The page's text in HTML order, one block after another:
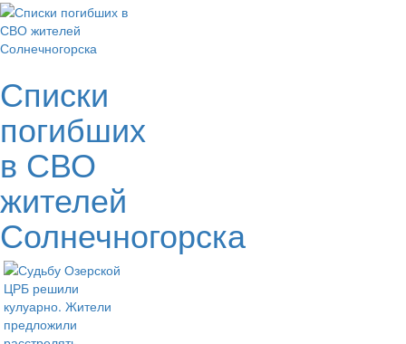
Списки
погибших
в СВО
жителей
Солнечногорска